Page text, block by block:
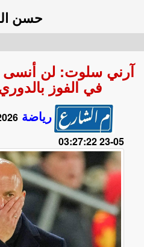
حسن
آرني سلوت: لن أنسى
في الفوز
رياضة
05-23 03:27:22